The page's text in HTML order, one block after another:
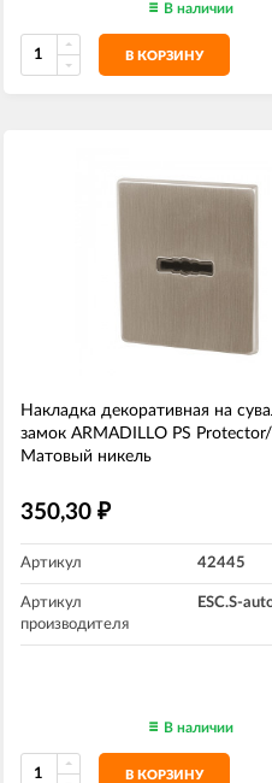
В наличии
В КОРЗИНУ
Накладка декоративная на
замок ARMADILLO PS Protector/
Матовый никель
350,30 ₽
Артикул 42445
Артикул
производителя
ESC.S-
В наличии
В КОРЗИНУ